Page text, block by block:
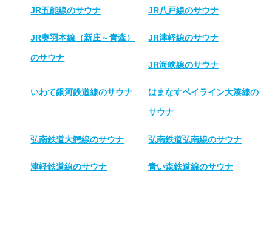
JR五能線のサウナ JR八戸線のサウナ
JR奥羽本線（新庄～青森）
のサウナ
JR津軽線のサウナ
JR海峡線のサウナ
いわて銀河鉄道線のサウナ はまなすベイライン大湊線の
サウナ
弘南鉄道大鰐線のサウナ 弘南鉄道弘南線のサウナ
津軽鉄道線のサウナ 青い森鉄道線のサウナ